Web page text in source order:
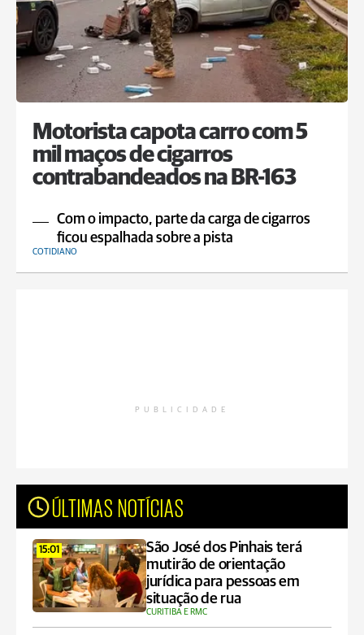
Motorista capota carro com 5
mil maços de cigarros
contrabandeados na BR-163
Com o impacto, parte da carga de cigarros
ficou espalhada sobre a pista
COTIDIANO
PUBLICIDADE
ÚLTIMAS NOTÍCIAS
15:01
São José dos Pinhais terá
mutirão de orientação
jurídica para pessoas em
situação de rua
CURITIBA E RMC